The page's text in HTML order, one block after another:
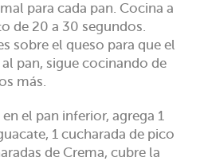
para cada pan. Cocina a
de 20 a 30 segundos.
sobre el queso para que el
pan, sigue cocinando de
más.
el pan inferior, agrega 1
1 cucharada de pico
de Crema, cubre la